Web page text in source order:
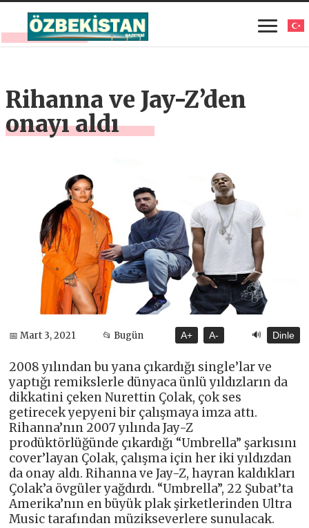
Rihanna ve Jay-Z’den
onayı aldı
📅 Mart 3, 2021 📂 Bugün A+ A- 🔊 Dinle
2008 yılından bu yana çıkardığı single’lar ve
yaptığı remikslerle dünyaca ünlü yıldızların da
dikkatini çeken Nurettin Çolak, çok ses
getirecek yepyeni bir çalışmaya imza attı.
Rihanna’nın 2007 yılında Jay-Z
prodüktörlüğünde çıkardığı “Umbrella” şarkısını
cover’layan Çolak, çalışma için her iki yıldızdan
da onay aldı. Rihanna ve Jay-Z, hayran kaldıkları
Çolak’a övgüler yağdırdı. “Umbrella”, 22 Şubat’ta
Amerika’nın en büyük plak şirketlerinden Ultra
Music tarafından müzikseverlere sunulacak.